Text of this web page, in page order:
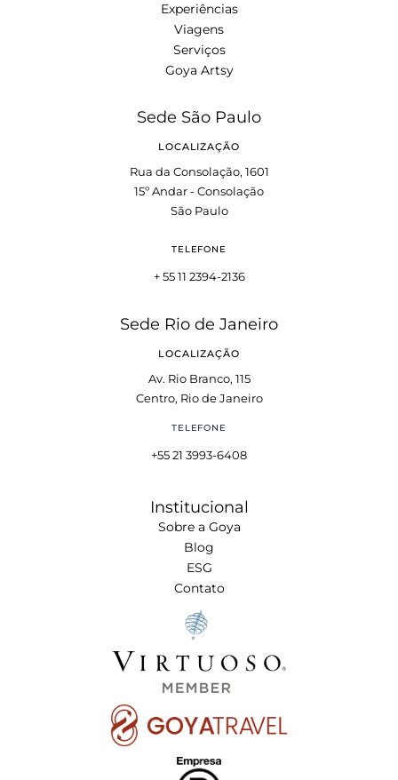
Experiências
Viagens
Serviços
Goya Artsy
Sede São Paulo
LOCALIZAÇÃO
Rua da Consolação, 1601
15º Andar - Consolação
São Paulo
TELEFONE
+ 55 11 2394-2136
Sede Rio de Janeiro
LOCALIZAÇÃO
Av. Rio Branco, 115
Centro, Rio de Janeiro
TELEFONE
+55 21 3993-6408
Institucional
Sobre a Goya
Blog
ESG
Contato